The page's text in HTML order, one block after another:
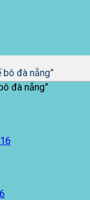
bô đà nẵng”
đà nẵng”